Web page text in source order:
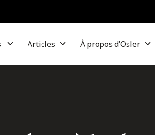
Articles À propos d’Osler